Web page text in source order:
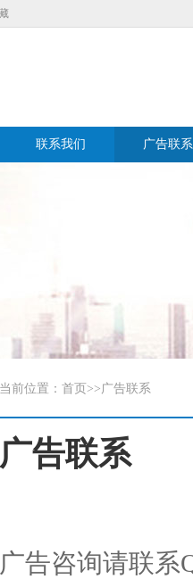
联系我们 广告联系
当前位置： 首页 >>广告联系
广告联系
广告咨询请联系